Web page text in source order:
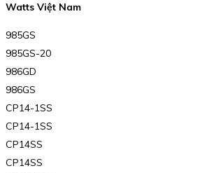
Watts Việt Nam
985GS
985GS-20
986GD
986GS
CP14-1SS
CP14-1SS
CP14SS
CP14SS